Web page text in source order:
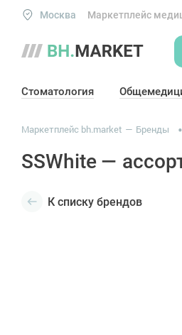
Москва Маркетплейс
Стоматология
Маркетплейс bh.market Бренды
SSWhite —
К списку брендов